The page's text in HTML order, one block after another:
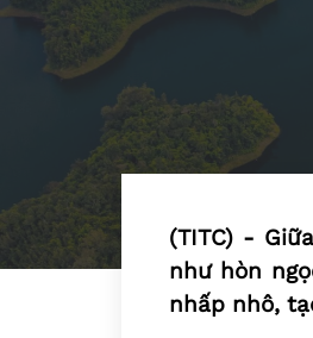
(TITC) -
như hòn
nhấp nhô,